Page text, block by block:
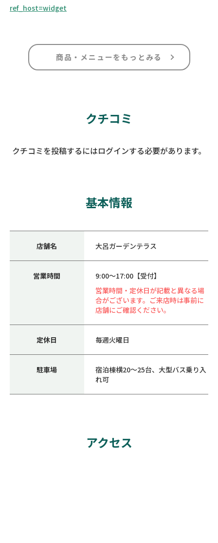
ref_host=widget
商品・メニューをもっとみる
クチコミ
クチコミを投稿するにはログインする必要があります。
基本情報
店舗名 大呂ガーデンテラス
営業時間
9:00～17:00【受付】
営業時間・定休日が記載と異なる場
合がございます。ご来店時は事前に
店舗にご確認ください。
定休日 毎週火曜日
駐車場
宿泊棟横20～25台、大型バス乗り入
れ可
アクセス